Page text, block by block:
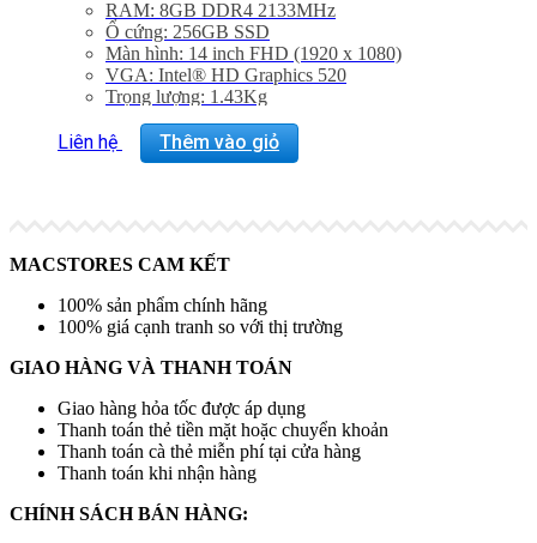
RAM: 8GB DDR4 2133MHz
Ổ cứng: 256GB SSD
Màn hình: 14 inch FHD (1920 x 1080)
VGA: Intel® HD Graphics 520
Trọng lượng: 1.43Kg
Liên hệ Thêm vào giỏ
MACSTORES CAM KẾT
100% sản phẩm chính hãng
100% giá cạnh tranh so với thị trường
GIAO HÀNG VÀ THANH TOÁN
Giao hàng hỏa tốc được áp dụng
Thanh toán thẻ tiền mặt hoặc chuyển khoản
Thanh toán cà thẻ miễn phí tại cửa hàng
Thanh toán khi nhận hàng
CHÍNH SÁCH BÁN HÀNG: